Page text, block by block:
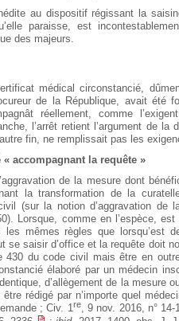
au dispositif régissant la
paraisse, est
des majeurs.
médical circonstancié,
de la République, avait été
réellement, comme
l’arrêt retient l’argument de la
fin, ne remplissait pas les
accompagnant la requête »
de la mesure dont
la transformation de la
(sur la notion d’aggravation de
Lorsque, comme en l’espèce,
mêmes règles que lorsqu’est
se saisir d’office et la requête doit
430 du code civil mais être en
élaboré par un médecin
d’allègement de la mesure
rédigé par n’importe quel
; Civ. 1 re, 9 nov. 2016, n° 14-